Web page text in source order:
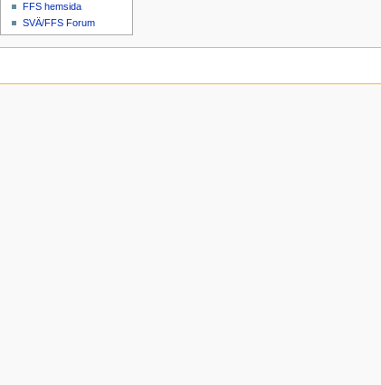
FFS hemsida
SVÄ/FFS Forum